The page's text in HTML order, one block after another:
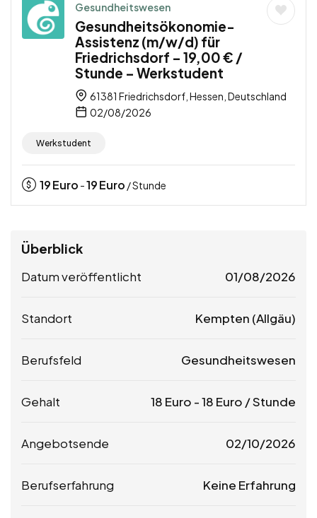
Gesundheitswesen
Gesundheitsökonomie-
Assistenz (m/w/d) für
Friedrichsdorf – 19,00 € /
Stunde – Werkstudent
61381 Friedrichsdorf, Hessen, Deutschland
02/08/2026
Werkstudent
19Euro -19Euro / Stunde
Überblick
Datum veröffentlicht 01/08/2026
Standort Kempten (Allgäu)
Berufsfeld Gesundheitswesen
Gehalt 18 Euro -18 Euro / Stunde
Angebotsende 02/10/2026
Berufserfahrung Keine Erfahrung